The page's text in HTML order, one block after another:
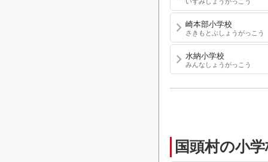
崎本部小学校
さきもとぶしょうがっこう
水納小学校
みんなしょうがっこう
国頭村の小